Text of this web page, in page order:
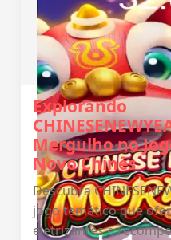
Explorando
Mergulho no
Novo Chinês
Descubra
jogo temático que
eletrizantes e